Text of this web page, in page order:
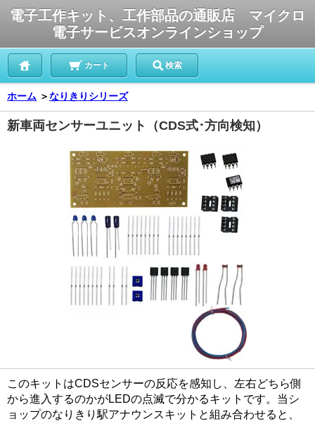
電子工作キット、工作部品の通販店 マイクロ
電子サービスオンラインショップ
カート 検索
ホーム ＞なりきりシリーズ
新車両センサーユニット（CDS式･方向検知）
このキットはCDSセンサーの反応を感知し、左右どちら側
から進入するのかがLEDの点滅で分かるキットです。当シ
ョップのなりきり駅アナウンスキットと組み合わせると、